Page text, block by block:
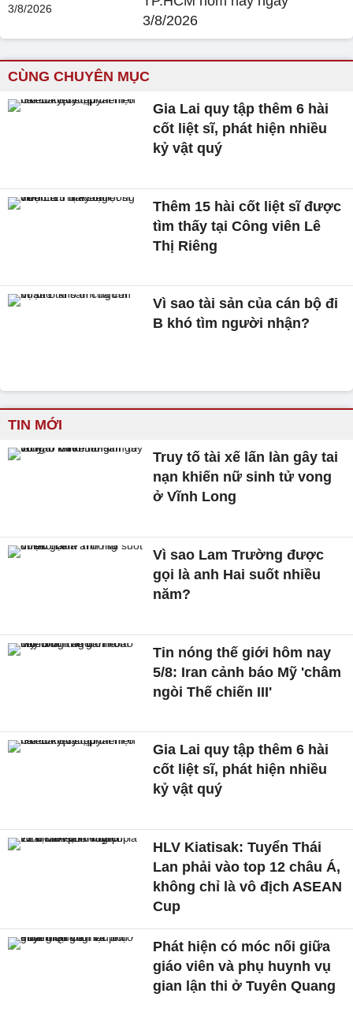
3/8/2026
CÙNG CHUYÊN MỤC
Gia Lai quy tập thêm 6 hài
cốt liệt sĩ, phát hiện nhiều
kỷ vật quý
Thêm 15 hài cốt liệt sĩ được
tìm thấy tại Công viên Lê
Thị Riêng
Vì sao tài sản của cán bộ đi
B khó tìm người nhận?
TIN MỚI
Truy tố tài xế lấn làn gây tai
nạn khiến nữ sinh tử vong
ở Vĩnh Long
Vì sao Lam Trường được
gọi là anh Hai suốt nhiều
năm?
Tin nóng thế giới hôm nay
5/8: Iran cảnh báo Mỹ 'châm
ngòi Thế chiến III'
Gia Lai quy tập thêm 6 hài
cốt liệt sĩ, phát hiện nhiều
kỷ vật quý
HLV Kiatisak: Tuyển Thái
Lan phải vào top 12 châu Á,
không chỉ là vô địch ASEAN
Cup
Phát hiện có móc nối giữa
giáo viên và phụ huynh vụ
gian lận thi ở Tuyên Quang